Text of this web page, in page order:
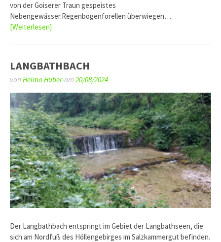
von der Goiserer Traun gespeistes
Nebengewässer.Regenbogenforellen überwiegen…
[Weiterlesen]
LANGBATHBACH
von Heimo Huber-am 20/08/2024
Der Langbathbach entspringt im Gebiet der Langbathseen, die
sich am Nordfuß des Höllengebirges im Salzkammergut befinden.